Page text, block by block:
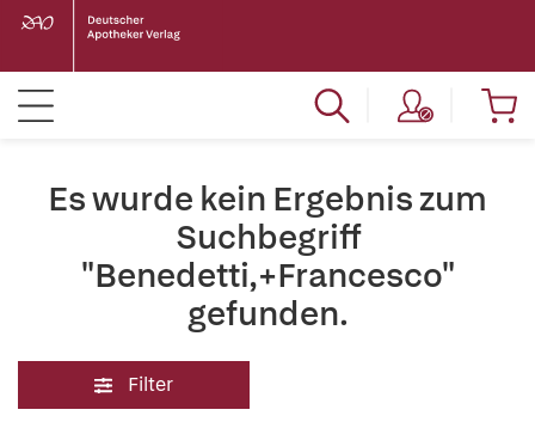
Es wurde kein Ergebnis zum
Suchbegriff
"Benedetti,+Francesco"
gefunden.
Filter